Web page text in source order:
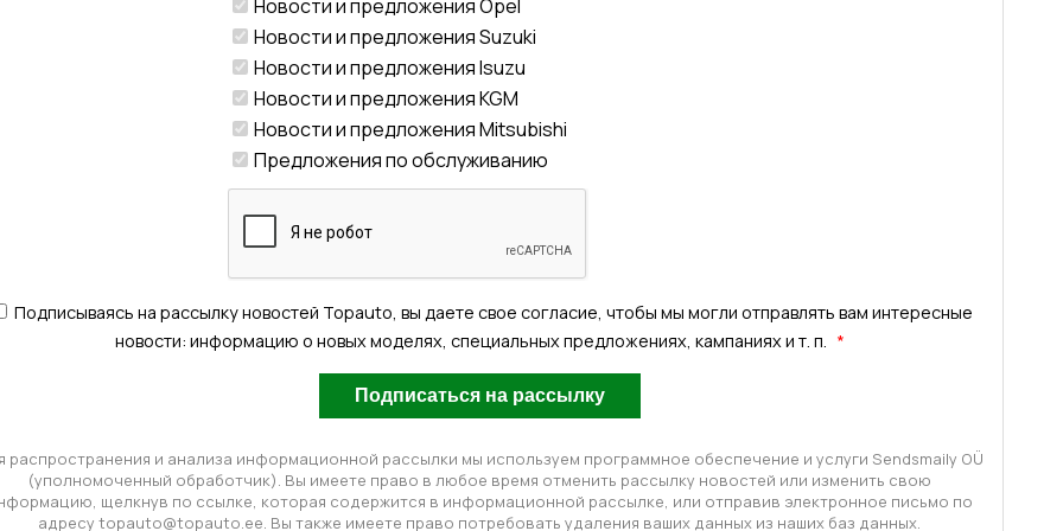
Новости и предложения Opel
Новости и предложения Suzuki
Новости и предложения Isuzu
Новости и предложения KGM
Новости и предложения Mitsubishi
Предложения по обслуживанию
Подписываясь на рассылку новостей Topauto, вы даете свое согласие, чтобы мы могли отправлять вам интересные
новости: информацию о новых моделях, специальных предложениях, кампаниях и т. п.
распространения и анализа информационной рассылки мы используем программное обеспечение и услуги Sendsmaily OÜ
(уполномоченный обработчик). Вы имеете право в любое время отменить рассылку новостей или изменить свою
щелкнув по ссылке, которая содержится в информационной рассылке, или отправив электронное письмо по
адресу topauto@topauto.ee. Вы также имеете право потребовать удаления ваших данных из наших баз данных.